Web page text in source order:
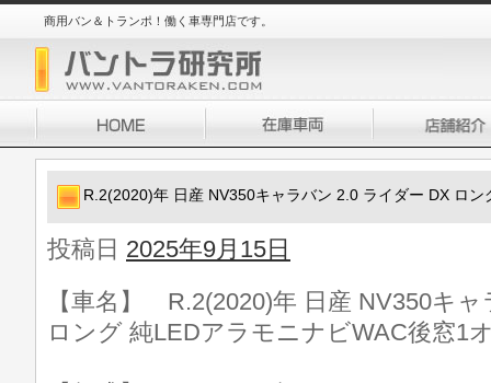
商用バン＆トランポ！働く車専門店です。
R.2(2020)年 日産 NV350キャラバン 2.0 ライダー DX ロ
投稿日 2025年9月15日
【車名】 R.2(2020)年 日産 NV350キ
ロング 純LEDアラモニナビWAC後窓1